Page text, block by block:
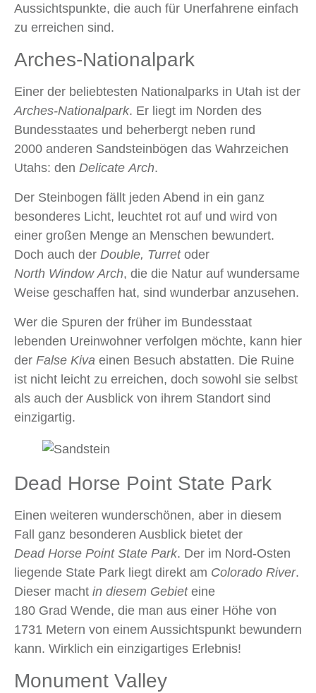
Aussichtspunkte, die auch für Unerfahrene einfach
zu erreichen sind.
Arches-Nationalpark
Einer der beliebtesten Nationalparks in Utah ist der
Arches‑Nationalpark. Er liegt im Norden des
Bundesstaates und beherbergt neben rund
2000 anderen Sandsteinbögen das Wahrzeichen
Utahs: den Delicate Arch.
Der Steinbogen fällt jeden Abend in ein ganz
besonderes Licht, leuchtet rot auf und wird von
einer großen Menge an Menschen bewundert.
Doch auch der Double, Turretoder
North Window Arch, die die Natur auf wundersame
Weise geschaffen hat, sind wunderbar anzusehen.
Wer die Spuren der früher im Bundesstaat
lebenden Ureinwohner verfolgen möchte, kann hier
der False Kiva einen Besuch abstatten. Die Ruine
ist nicht leicht zu erreichen, doch sowohl sie selbst
als auch der Ausblick von ihrem Standort sind
einzigartig.
Dead Horse Point State Park
Einen weiteren wunderschönen, aber in diesem
Fall ganz besonderen Ausblick bietet der
Dead Horse Point State Park. Der im Nord‑Osten
liegende State Park liegt direkt am Colorado River.
Dieser macht in diesem Gebiet eine
180 Grad Wende, die man aus einer Höhe von
1731 Metern von einem Aussichtspunkt bewundern
kann. Wirklich ein einzigartiges Erlebnis!
Monument Valley